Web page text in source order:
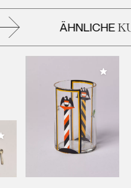
ÄHNLICHE
Meiner Sammlung hinzufügen
Meiner